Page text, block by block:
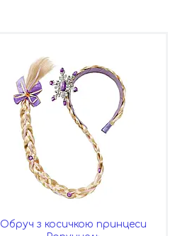
Обруч з косичкою принцеси